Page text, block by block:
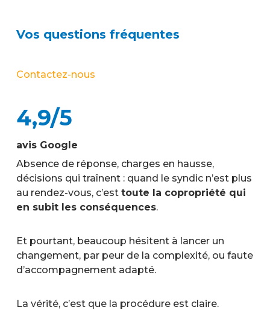
Vos questions fréquentes
Contactez-nous
4,9/5
avis Google
Absence de réponse, charges en hausse,
décisions qui traînent : quand le syndic n’est plus
au rendez-vous, c’est toute la copropriété qui
en subit les conséquences.
Et pourtant, beaucoup hésitent à lancer un
changement, par peur de la complexité, ou faute
d’accompagnement adapté.
La vérité, c’est que la procédure est claire.